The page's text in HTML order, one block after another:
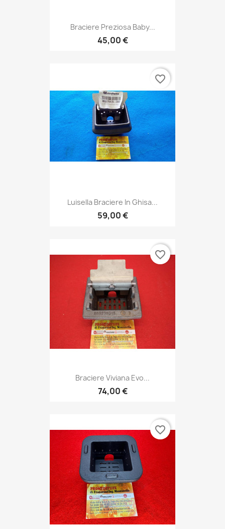
Braciere Preziosa Baby...
45,00 €
Luisella Braciere In Ghisa...
59,00 €
favorite_border
Braciere Viviana Evo...
74,00 €
favorite_border
favorite_border